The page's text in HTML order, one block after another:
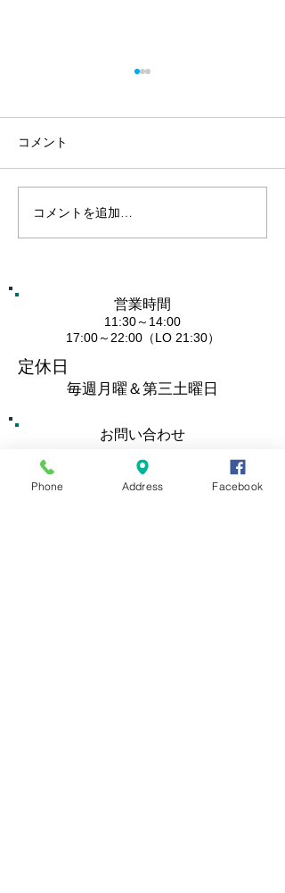
蓮花ランチ・前半を終え
て
コメント
コメントを追加…
営業時間
11:30～14:00
​17:00～22:00（LO 21:30）
定休日
毎週月曜＆第三土曜日
お問い合わせ
045 - 623 - 6488
Phone Address Facebook